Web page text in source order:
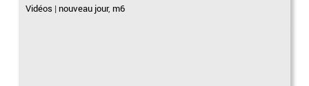
Vidéos | nouveau jour, m6